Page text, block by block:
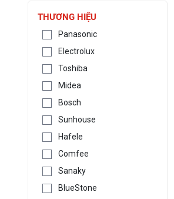
THƯƠNG HIỆU
Panasonic
Electrolux
Toshiba
Midea
Bosch
Sunhouse
Hafele
Comfee
Sanaky
BlueStone